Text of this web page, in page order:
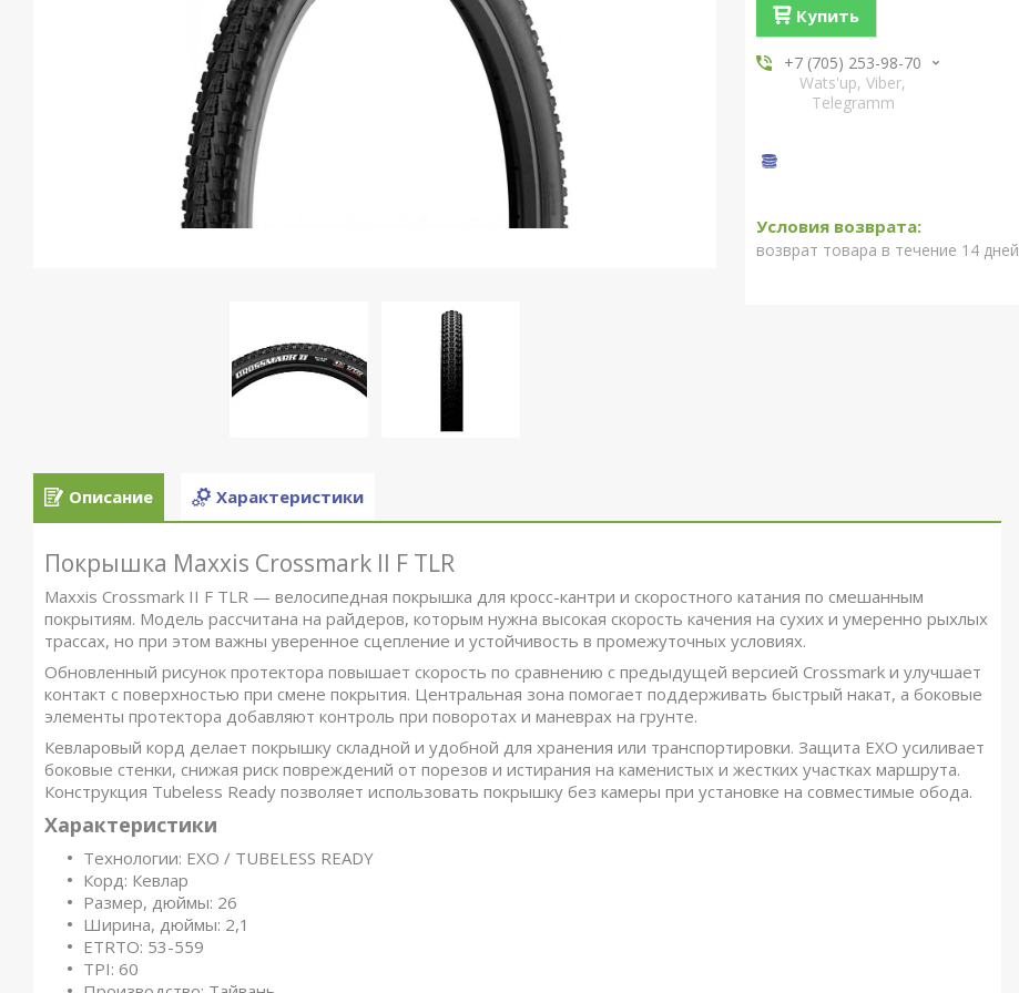
Купить
+7 (705) 253-98-70
Wats'up, Viber,
Telegramm
возврат товара в течение 14 дней
Описание Характеристики
Покрышка Maxxis Crossmark II F TLR
Maxxis Crossmark II F TLR — велосипедная покрышка для кросс-кантри и скоростного катания по смешанным
покрытиям. Модель рассчитана на райдеров, которым нужна высокая скорость качения на сухих и умеренно рыхлых
трассах, но при этом важны уверенное сцепление и устойчивость в промежуточных условиях.
Обновленный рисунок протектора повышает скорость по сравнению с предыдущей версией Crossmark и улучшает
контакт с поверхностью при смене покрытия. Центральная зона помогает поддерживать быстрый накат, а боковые
элементы протектора добавляют контроль при поворотах и маневрах на грунте.
Кевларовый корд делает покрышку складной и удобной для хранения или транспортировки. Защита EXO усиливает
боковые стенки, снижая риск повреждений от порезов и истирания на каменистых и жестких участках маршрута.
Конструкция Tubeless Ready позволяет использовать покрышку без камеры при установке на совместимые обода.
Характеристики
Технологии: EXO / TUBELESS READY
Корд: Кевлар
Размер, дюймы: 26
Ширина, дюймы: 2,1
ETRTO: 53-559
TPI: 60